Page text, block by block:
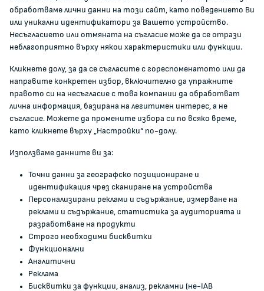
За КЗП
Кои сме ние
Кариери
Документи и други актове
Информация
Полезни връзки
ЖАЛБИ И РЕГИСТРИ
Регистър на опасните стоки
Регистър на е-адреси на ЮЛ нежелаещи да получават
Помирителна комисия
0700 111 22
обработваме лични данни на този сайт, като поведението Ви
или уникални идентификатори за Вашето устройство.
Несъгласието или отмяната на съгласие може да се отрази
неблагоприятно върху някои характеристики или функции.
Кликнете долу, за да се съгласите с гореспоменатото или да
направите конкретен избор, включително да упражните
правото си на несъгласие с това компании да обработват
лична информация, базирана на легитимен интерес, а не
съгласие. Можете да промените избора си по всяко време,
като кликнете върху „Настройки“ по-долу.
Използваме данните ви за:
Точни данни за географско позициониране и
идентификация чрез сканиране на устройства
Персонализирани реклами и съдържание, измерване на
реклами и съдържание, статистика за аудиторията и
разработване на продукти
Строго необходими бисквитки
Функционални
Аналитични
Реклама
Бисквитки за функции, анализ, рекламни (не-IAB